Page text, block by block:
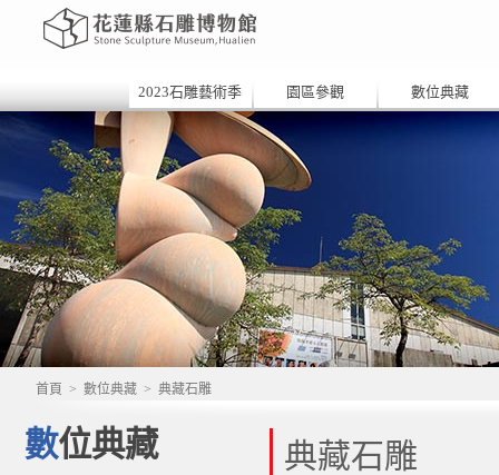
2023石雕藝術季 園區參觀 數位典藏
首頁 > 數位典藏 > 典藏石雕
數位典藏 典藏石雕